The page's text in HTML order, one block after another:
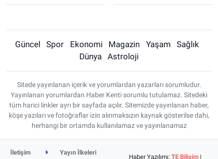
Güncel Spor Ekonomi Magazin Yaşam
Sağlık
Dünya
Astroloji
Sitede yayınlanan içerik ve yorumlardan yazarları sorumludur.
Yayınlanan yorumlardan Haber Kenti sorumlu tutulamaz. Sitedeki
tüm harici linkler ayrı bir sayfada açılır. Sitemizde yayınlanan haber,
köşe yazıları ve fotoğraflar izin alınmaksızın kaynak gösterilse dahi,
herhangi bir ortamda kullanılamaz ve yayınlanamaz
İletişim
Yayın İlkeleri
Haber Yazılımı:TE Bilişim |